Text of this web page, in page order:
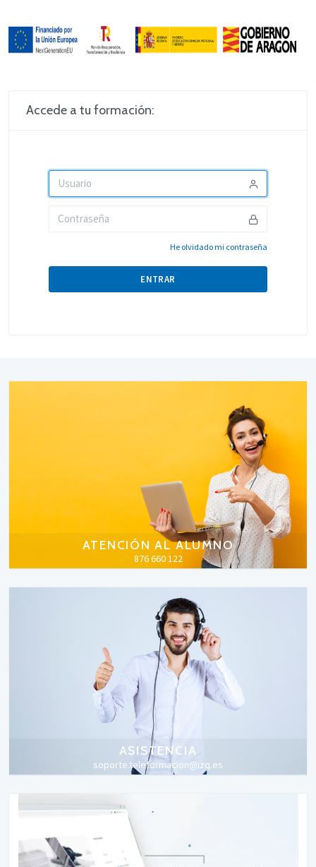
Accede a tu formación:
He olvidado mi contraseña
ENTRAR
ATENCIÓN AL ALUMNO
876 660 122
ASISTENCIA
soporte.teleformacion@izq.es